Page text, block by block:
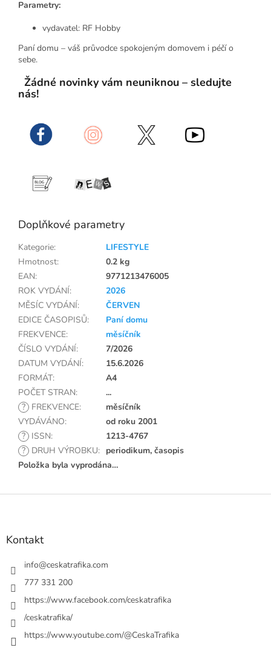
Parametry:
vydavatel: RF Hobby
Paní domu – váš průvodce spokojeným domovem i péčí o
sebe.
Žádné novinky vám neuniknou – sledujte
nás!
Doplňkové parametry
Kategorie:
LIFESTYLE
Hmotnost:
0.2 kg
EAN:
9771213476005
ROK VYDÁNÍ:
2026
MĚSÍC VYDÁNÍ:
ČERVEN
EDICE ČASOPISŮ:
Paní domu
FREKVENCE:
měsíčník
ČÍSLO VYDÁNÍ:
7/2026
DATUM VYDÁNÍ:
15.6.2026
FORMÁT:
A4
POČET STRAN:
...
? FREKVENCE:
měsíčník
VYDÁVÁNO:
od roku 2001
? ISSN:
1213-4767
? DRUH VÝROBKU: periodikum, časopis
Položka byla vyprodána…
Z
Kontakt
info@ceskatrafika.com
777 331 200
https://www.facebook.com/ceskatrafika
/ceskatrafika/
https://www.youtube.com/@CeskaTrafika